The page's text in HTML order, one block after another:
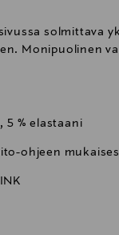
solmittava
Monipuolinen
5 % elastaani
ohjeen